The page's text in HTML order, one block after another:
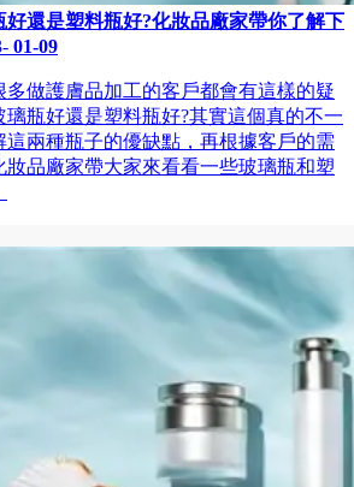
好還是塑料瓶好?化妝品廠家帶你了解下
- 01-09
多做護膚品加工的客戶都會有這樣的疑
璃瓶好還是塑料瓶好?其實這個真的不一
這兩種瓶子的優缺點，再根據客戶的需
妝品廠家帶大家來看看一些玻璃瓶和塑